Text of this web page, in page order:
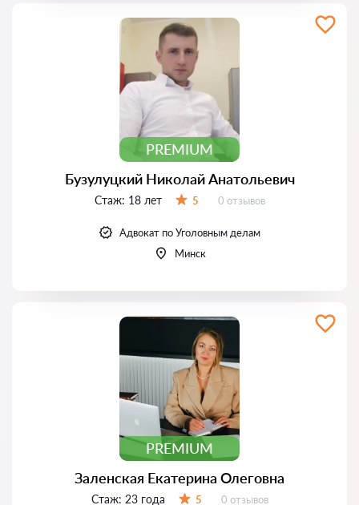
PREMIUM
Бузулуцкий Николай Анатольевич
Стаж: 18 лет 5 Отзывов:
0 отзывов
Адвокат по Уголовным делам
Минск
PREMIUM
Заленская Екатерина Олеговна
Стаж: 23 года 5 Отзывов:
0 отзывов